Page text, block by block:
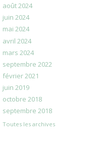
août 2024
juin 2024
mai 2024
avril 2024
mars 2024
septembre 2022
février 2021
juin 2019
octobre 2018
septembre 2018
Toutes les archives